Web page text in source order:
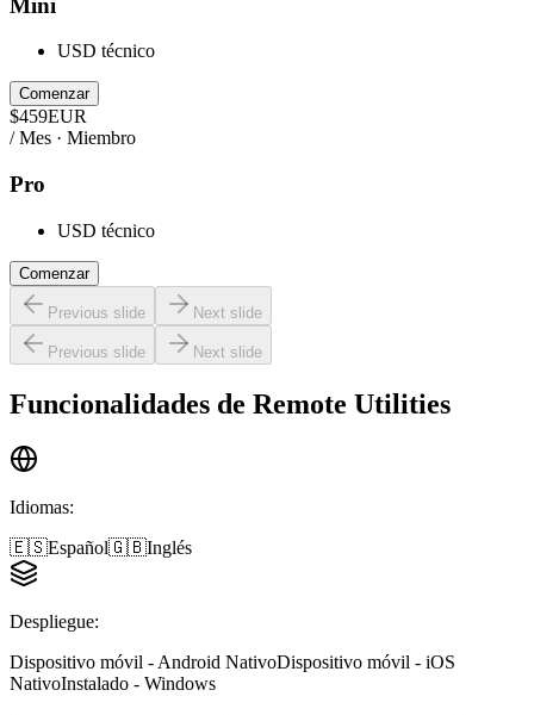
USD técnico
Comenzar
$459EUR
/ Mes · Miembro
Pro
USD técnico
Comenzar
Previous slide Next slide
Previous slide Next slide
Funcionalidades de Remote Utilities
Idiomas:
🇪🇸Español🇬🇧Inglés
Despliegue:
Dispositivo móvil - Android NativoDispositivo móvil - iOS
NativoInstalado - Windows